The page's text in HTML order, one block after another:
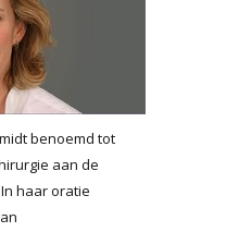
benoemd tot
aan de
haar oratie